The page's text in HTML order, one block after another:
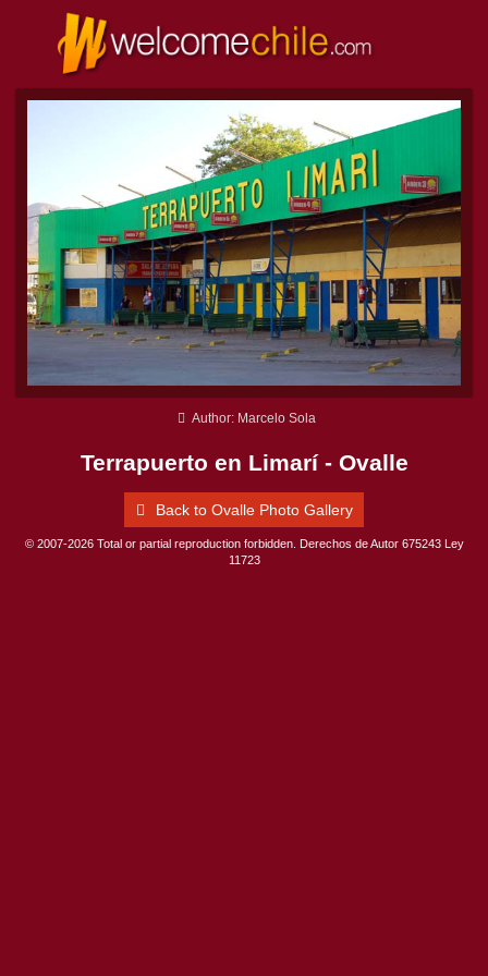
Author: Marcelo Sola
Terrapuerto en Limarí - Ovalle
Back to Ovalle Photo Gallery
© 2007-2026 Total or partial reproduction forbidden. Derechos de Autor 675243 Ley
11723